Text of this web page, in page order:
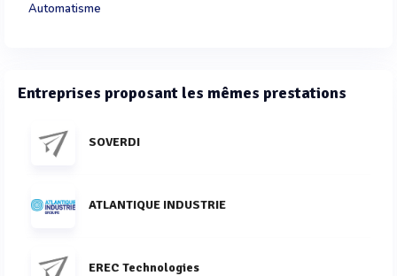
Automatisme
Entreprises proposant les mêmes prestations
SOVERDI
ATLANTIQUE INDUSTRIE
EREC Technologies